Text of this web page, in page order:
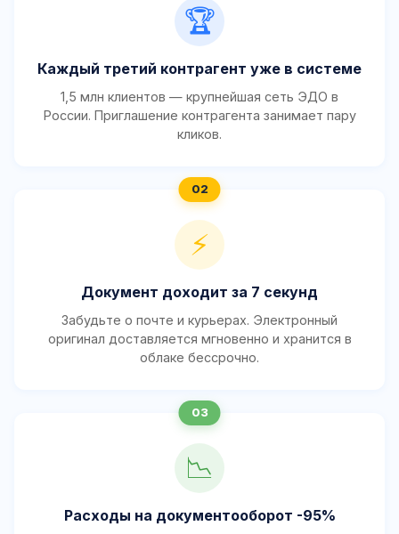
🏆
Каждый третий контрагент уже в системе
1,5 млн клиентов — крупнейшая сеть ЭДО в
России. Приглашение контрагента занимает пару
кликов.
⚡
Документ доходит за 7 секунд
Забудьте о почте и курьерах. Электронный
оригинал доставляется мгновенно и хранится в
облаке бессрочно.
📉
Расходы на документооборот -95%